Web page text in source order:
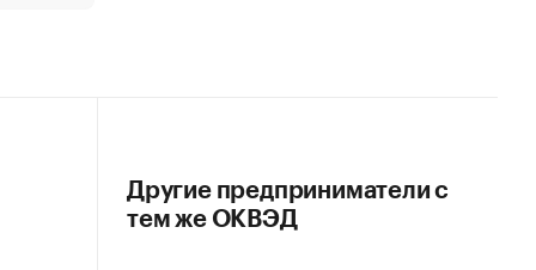
Другие предприниматели с
тем же ОКВЭД